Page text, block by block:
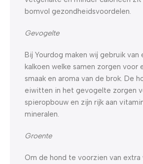
bomvol gezondheidsvoordelen.
Gevogelte
Bij Yourdog maken wij gebruik van
kalkoen welke samen zorgen voor
smaak en aroma van de brok. De
eiwitten in het gevogelte zorgen
spieropbouw en zijn rijk aan
mineralen.
Groente
Om de hond te voorzien van extra